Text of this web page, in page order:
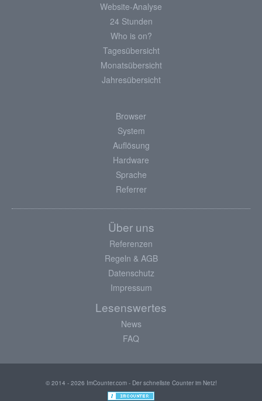
Website-Analyse
24 Stunden
Who is on?
Tagesübersicht
Monatsübersicht
Jahresübersicht
Browser
System
Auflösung
Hardware
Sprache
Referrer
Über uns
Referenzen
Regeln & AGB
Datenschutz
Impressum
Lesenswertes
News
FAQ
© 2014 - 2026 ImCounter.com - Der schnellste Counter im Netz!